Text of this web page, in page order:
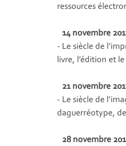
ressources
14 novembre
- Le siècle de
livre, l’édition et
21 novembre
- Le siècle de
daguerréotype,
28 novembre